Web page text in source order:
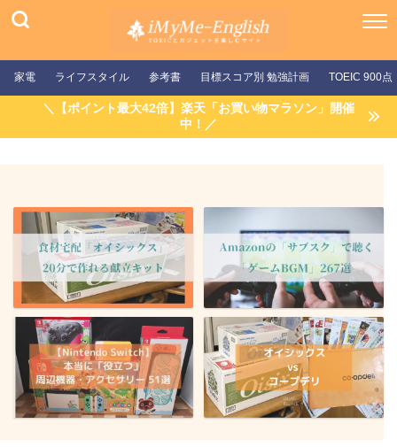
家電 ライフスタイル 参考書 目標スコア別 勉強計画 TOEIC 900点
＼【ポイント最大42倍】楽天「お買い物マラソン」開催
中！／